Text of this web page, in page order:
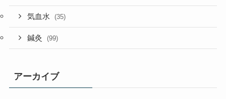
気血水 (35)
鍼灸 (99)
アーカイブ